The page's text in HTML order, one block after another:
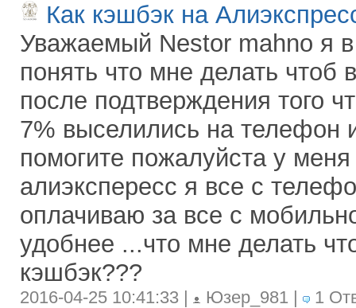
Как кэшбэк на
Уважаемый Nestor mahno я
понять что мне делать чтоб
после подтверждения того
7% выселились на телефон
помогите пожалуйста у
алиэкспересс я все с
оплачиваю за все с
удобнее ...что мне делать
кэшбэк???
2016-04-25 10:41:33 | Юзер_981 | 1